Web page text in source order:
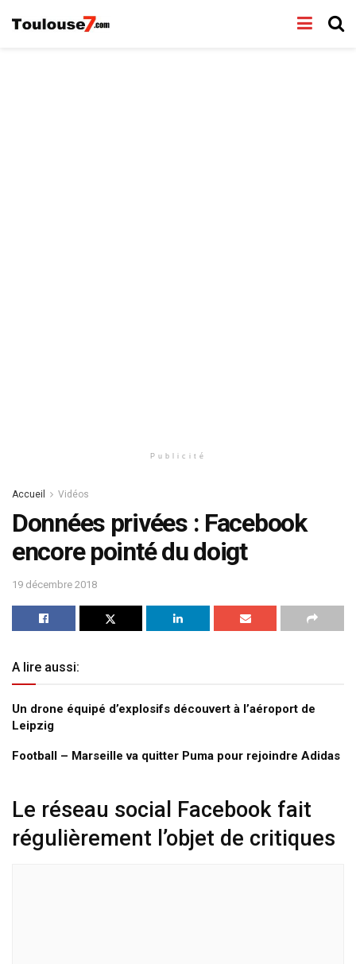
Publicité
Accueil Vidéos
Données privées : Facebook
encore pointé du doigt
19 décembre 2018
A lire aussi:
Un drone équipé d’explosifs découvert à l’aéroport de
Leipzig
Football – Marseille va quitter Puma pour rejoindre Adidas
Le réseau social Facebook fait
régulièrement l’objet de critiques